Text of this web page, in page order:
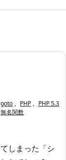
goto , PHP , PHP 5.3
無名関数
しまった「シ